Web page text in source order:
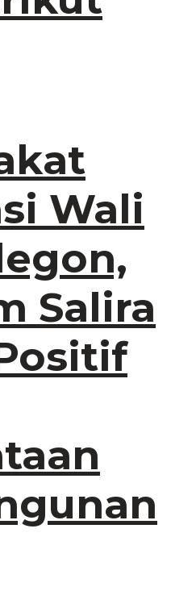
Wali
Salira